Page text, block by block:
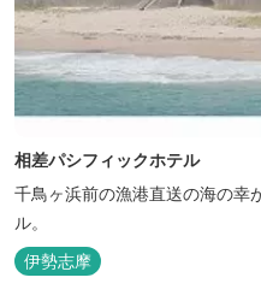
相差パシフィックホテル
千鳥ヶ浜前の漁港直送の海の幸
ル。
伊勢志摩